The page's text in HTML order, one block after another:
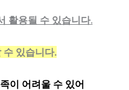
활용될 수 있습니다.
수 있습니다.
이 어려울 수 있어